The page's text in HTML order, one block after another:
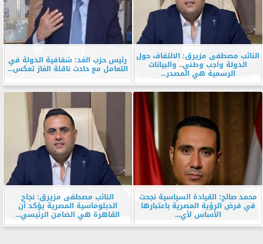
النائب مصطفى مزيرق: الالتفاف حول
الدولة واجب وطني.. والبيانات
الرسمية هي المصدر...
رئيس حزب الغد: شفافية الدولة في
التعامل مع حادث ناقلة الغاز تعكس...
محمد صالح: القيادة السياسية نجحت
في فرض الرؤية المصرية باعتبارها
الأساس لأي...
النائب مصطفى مزيرق: نجاح
الدبلوماسية المصرية يؤكد أن
القاهرة هي الضامن الرئيسي...